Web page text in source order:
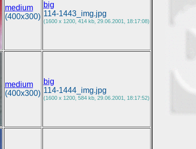
medium
(400x300)
big
114-1443_img.jpg
(1600 x 1200, 414 kb, 29.06.2001, 18:17:08)
medium
(400x300)
big
114-1444_img.jpg
(1600 x 1200, 584 kb, 29.06.2001, 18:17:52)